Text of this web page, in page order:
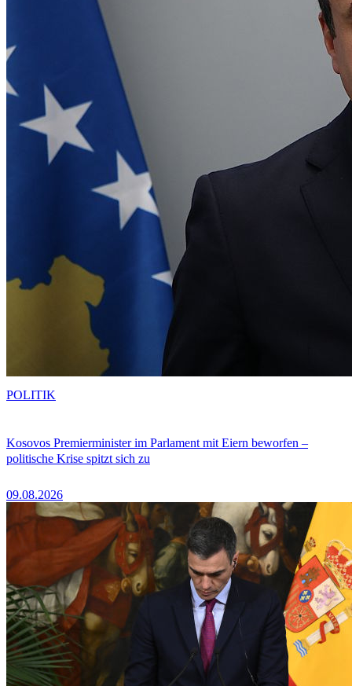
Kosovos Premierminister im Parlament mit Eiern beworfen –
politische Krise spitzt sich zu
09.08.2026
POLITIK